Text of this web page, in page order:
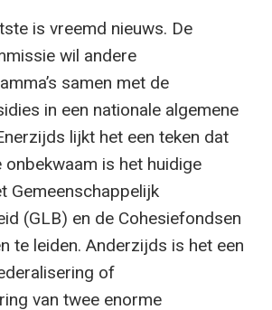
is vreemd nieuws. De
wil andere
samen met de
in een nationale algemene
lijkt het een teken dat
onbekwaam is het huidige
Gemeenschappelijk
(GLB) en de Cohesiefondsen
te leiden. Anderzijds is het een
of
van twee enorme